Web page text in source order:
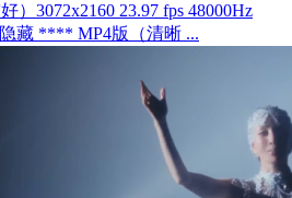
）3072x2160 23.97 fps 48000Hz
藏 **** MP4版（清晰 ...